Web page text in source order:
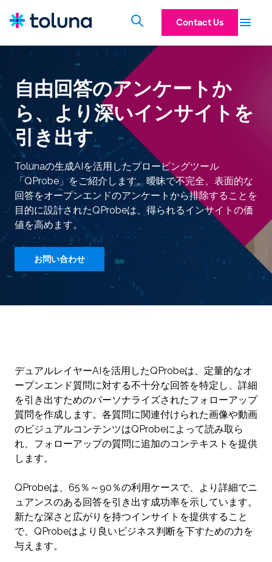
Contact Us
自由回答のアンケートか
ら、より深いインサイトを
引き出す
Tolunaの生成AIを活用したプロービングツール
「QProbe」をご紹介します。曖昧で不完全、表面的な
回答をオープンエンドのアンケートから排除することを
目的に設計されたQProbeは、得られるインサイトの価
値を高めます。
お問い合わせ
デュアルレイヤーAIを活用したQProbeは、定量的なオ
ープンエンド質問に対する不十分な回答を特定し、詳細
を引き出すためのパーソナライズされたフォローアップ
質問を作成します。各質問に関連付けられた画像や動画
のビジュアルコンテンツはQProbeによって読み取ら
れ、フォローアップの質問に追加のコンテキストを提供
します。
QProbeは、65％～90％の利用ケースで、より詳細でニ
ュアンスのある回答を引き出す成功率を示しています。
新たな深さと広がりを持つインサイトを提供すること
で、QProbeはより良いビジネス判断を下すための力を
与えます。